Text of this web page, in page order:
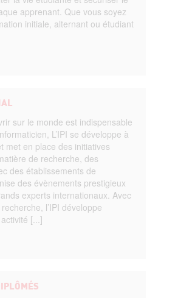
apprenant. Que vous soyez
initiale, alternant ou étudiant
sur le monde est indispensable
L’IPI se développe à
met en place des initiatives
de recherche, des
des établissements de
des évènements prestigieux
experts internationaux. Avec
l’IPI développe
[...]